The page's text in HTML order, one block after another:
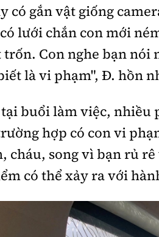
có gắn vật giống
lưới chắn con mới
trốn. Con nghe bạn
là vi phạm", Đ. hồn
buổi làm việc, nhiều
hợp có con vi
cháu, song vì bạn rủ
có thể xảy ra với